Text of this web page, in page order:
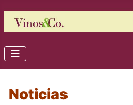
Noticias